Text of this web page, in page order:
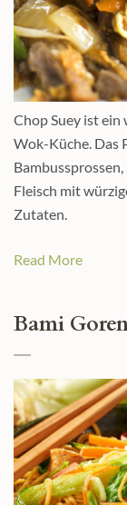
Chop Suey ist
Wok-Küche. Das
Fleisch mit
Zutaten.
Read More
Bami